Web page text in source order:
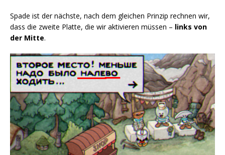
Spade ist der nächste, nach dem gleichen Prinzip rechnen wir,
dass die zweite Platte, die wir aktivieren müssen – links von
der Mitte.